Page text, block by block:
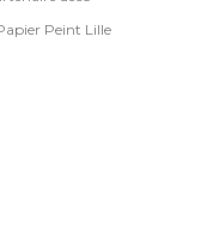
Peint Lille